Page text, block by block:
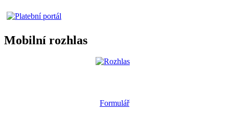
Mobilní rozhlas
Formulář